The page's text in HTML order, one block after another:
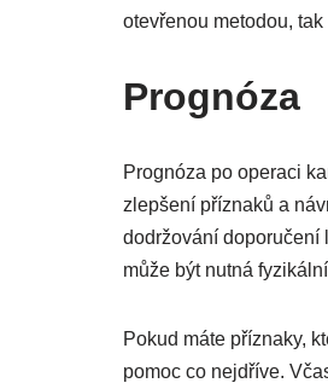
otevřenou metodou,
Prognóza
Prognóza po operaci
zlepšení příznaků a
dodržování doporučení
může být nutná
Pokud máte příznaky,
pomoc co nejdříve.